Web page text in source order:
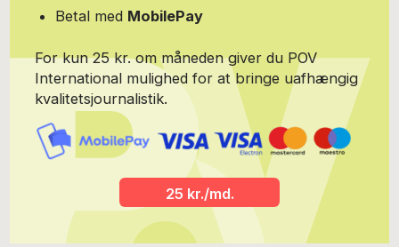
Betal med MobilePay
For kun 25 kr. om måneden giver du POV
International mulighed for at bringe uafhængig
kvalitetsjournalistik.
25 kr./md.